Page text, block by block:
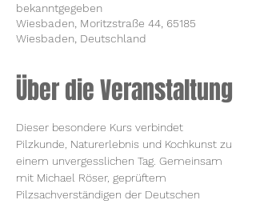
bekanntgegeben
Wiesbaden, Moritzstraße 44, 65185
Wiesbaden, Deutschland
Über die Veranstaltung
Dieser besondere Kurs verbindet
Pilzkunde, Naturerlebnis und Kochkunst zu
einem unvergesslichen Tag. Gemeinsam
mit Michael Röser, geprüftem
Pilzsachverständigen der Deutschen